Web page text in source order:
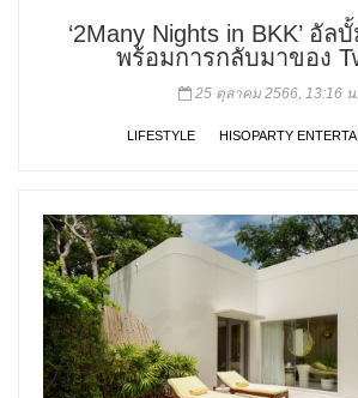
‘2Many Nights in BKK’ อัล
พร้อมการกลับมาของ
25 ตุลาคม 2566, 13:16 น.
LIFESTYLE HISOPARTY